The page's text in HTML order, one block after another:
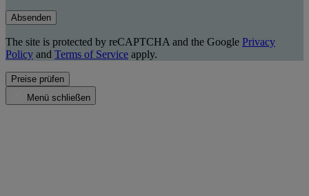
Absenden
The site is protected by reCAPTCHA and the Google Privacy
Policy and Terms of Service apply.
Preise prüfen
Menü schließen